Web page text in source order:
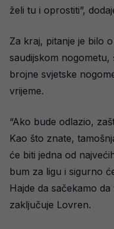
želi tu i oprostiti”,
Za kraj, pitanje je bilo
saudijskom
brojne svjetske
vrijeme.
“Ako bude odlazio,
Kao što znate,
će biti jedna od
bum za ligu i sigurno
Hajde da sačekamo da
zaključuje Lovren.